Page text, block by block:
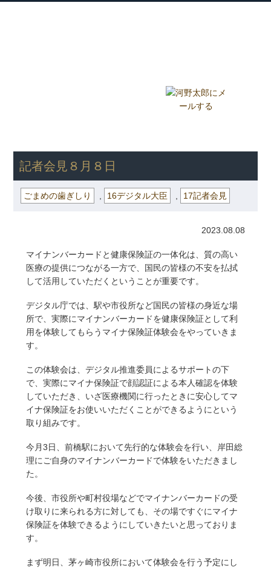
記者会見８月８日
ごまめの歯ぎしり 16デジタル大臣 17記者会見
2023.08.08
マイナンバーカードと健康保険証の一体化は、質の高い
医療の提供につながる一方で、国民の皆様の不安を払拭
して活用していただくということが重要です。
デジタル庁では、駅や市役所など国民の皆様の身近な場
所で、実際にマイナンバーカードを健康保険証として利
用を体験してもらうマイナ保険証体験会をやっていきま
す。
この体験会は、デジタル推進委員によるサポートの下
で、実際にマイナ保険証で顔認証による本人確認を体験
していただき、いざ医療機関に行ったときに安心してマ
イナ保険証をお使いいただくことができるようにという
取り組みです。
今月3日、前橋駅において先行的な体験会を行い、岸田総
理にご自身のマイナンバーカードで体験をいただきまし
た。
今後、市役所や町村役場などでマイナンバーカードの受
け取りに来られる方に対しても、その場ですぐにマイナ
保険証を体験できるようにしていきたいと思っておりま
す。
まず明日、茅ヶ崎市役所において体験会を行う予定にし